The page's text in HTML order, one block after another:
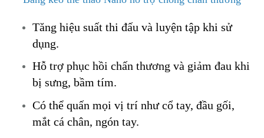
Tăng hiệu suất thi đấu và luyện tập khi sử
dụng.
Hỗ trợ phục hồi chấn thương và giảm đau khi
bị sưng, bầm tím.
Có thể quấn mọi vị trí như cổ tay, đầu gối,
mắt cá chân, ngón tay.